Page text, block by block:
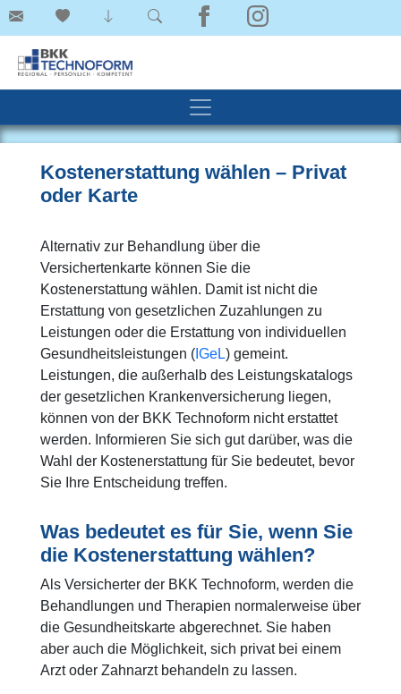
Kostenerstattung wählen – Privat
oder Karte
Alternativ zur Behandlung über die
Versichertenkarte können Sie die
Kostenerstattung wählen. Damit ist nicht die
Erstattung von gesetzlichen Zuzahlungen zu
Leistungen oder die Erstattung von individuellen
Gesundheitsleistungen ( IGeL) gemeint.
Leistungen, die außerhalb des Leistungskatalogs
der gesetzlichen Krankenversicherung liegen,
können von der BKK Technoform nicht erstattet
werden. Informieren Sie sich gut darüber, was die
Wahl der Kostenerstattung für Sie bedeutet, bevor
Sie Ihre Entscheidung treffen.
Was bedeutet es für Sie, wenn Sie
die Kostenerstattung wählen?
Als Versicherter der BKK Technoform, werden die
Behandlungen und Therapien normalerweise über
die Gesundheitskarte abgerechnet. Sie haben
aber auch die Möglichkeit, sich privat bei einem
Arzt oder Zahnarzt behandeln zu lassen.